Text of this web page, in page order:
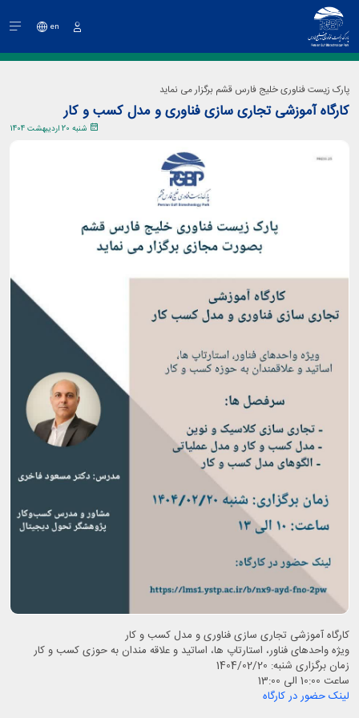
en
پارک زیست فناوری خلیج فارس قشم برگزار می نماید
کارگاه آموزشی تجاری سازی فناوری و مدل کسب و کار
شنبه 20 اردیبهشت 1404
کارگاه آموزشی تجاری سازی فناوری و مدل کسب و کار
ویژه واحدهای فناور، استارتاپ ها، اساتید و علاقه مندان به حوزی کسب و کار
زمان برگزاری شنبه: 1404/02/20
ساعت 10:00 الی 13:00
لینک حضور در کارگاه